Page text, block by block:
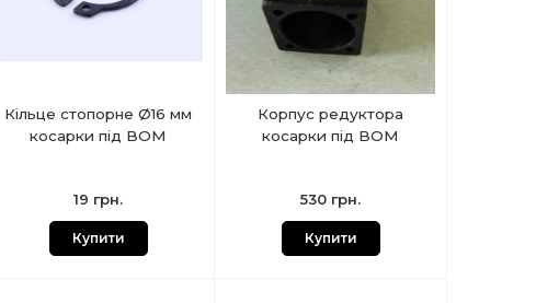
Кільце стопорне Ø16 мм
косарки під ВОМ
19 грн.
Купити
Корпус редуктора
косарки під ВОМ
530 грн.
Купити